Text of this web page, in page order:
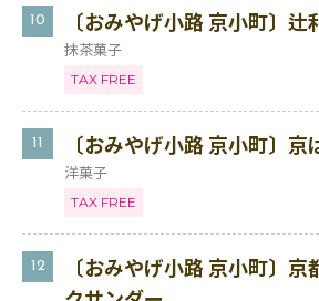
10 〔おみやげ小路 京小町〕辻
抹茶菓子
TAX FREE
11 〔おみやげ小路 京小町〕京
洋菓子
TAX FREE
12
〔おみやげ小路 京小町〕京